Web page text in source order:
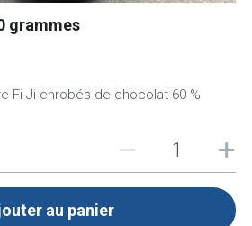
grammes
Fi-Ji enrobés de chocolat 60 %
au panier